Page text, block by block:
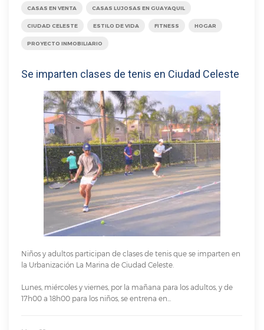
CASAS EN VENTA CASAS LUJOSAS EN GUAYAQUIL
CIUDAD CELESTE ESTILO DE VIDA FITNESS HOGAR
PROYECTO INMOBILIARIO
Se imparten clases de tenis en Ciudad Celeste
Niños y adultos participan de clases de tenis que se imparten en
la Urbanización La Marina de Ciudad Celeste.
Lunes, miércoles y viernes, por la mañana para los adultos, y de
17h00 a 18h00 para los niños, se entrena en...